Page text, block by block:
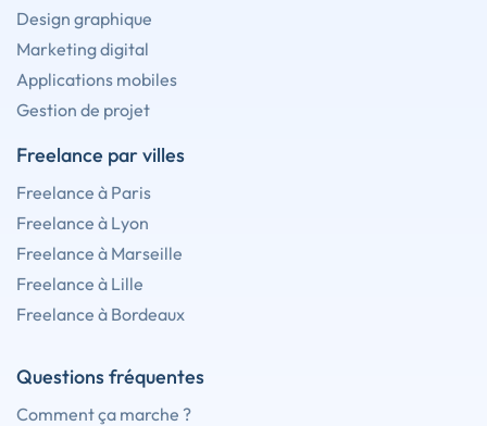
Design graphique
Marketing digital
Applications mobiles
Gestion de projet
Freelance par villes
Freelance à Paris
Freelance à Lyon
Freelance à Marseille
Freelance à Lille
Freelance à Bordeaux
Questions fréquentes
Comment ça marche ?